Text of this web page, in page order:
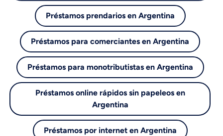
Préstamos prendarios en Argentina
Préstamos para comerciantes en Argentina
Préstamos para monotributistas en Argentina
Préstamos online rápidos sin papeleos en
Argentina
Préstamos por internet en Argentina